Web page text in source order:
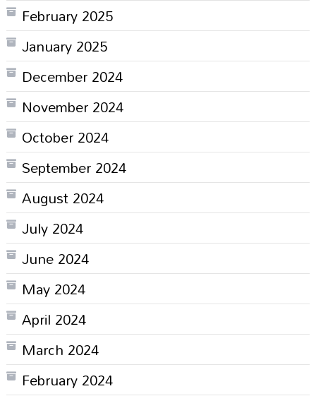
February 2025
January 2025
December 2024
November 2024
October 2024
September 2024
August 2024
July 2024
June 2024
May 2024
April 2024
March 2024
February 2024